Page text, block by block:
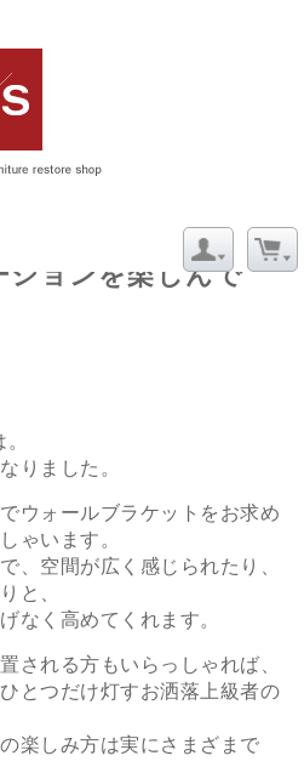
のインテリアのよう
ションを楽しんで
りました。
ウォールブラケットをお求め
ゃいます。
、空間が広く感じられたり、
と、
なく高めてくれます。
される方もいらっしゃれば、
とつだけ灯すお洒落上級者の
楽しみ方は実にさまざまで